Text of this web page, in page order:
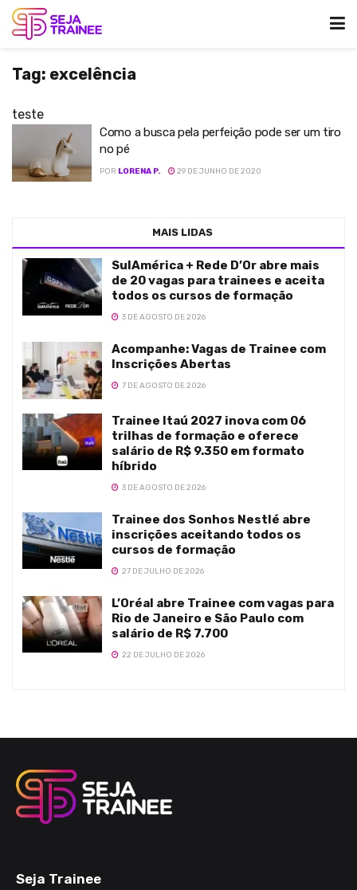
Tag: excelência
teste
Como a busca pela perfeição pode ser um tiro
no pé
POR LORENA P. 29 DE JUNHO DE 2020
MAIS LIDAS
SulAmérica + Rede D’Or abre mais
de 20 vagas para trainees e aceita
todos os cursos de formação
3 DE AGOSTO DE 2026
Acompanhe: Vagas de Trainee com
Inscrições Abertas
7 DE AGOSTO DE 2026
Trainee Itaú 2027 inova com 06
trilhas de formação e oferece
salário de R$ 9.350 em formato
híbrido
3 DE AGOSTO DE 2026
Trainee dos Sonhos Nestlé abre
inscrições aceitando todos os
cursos de formação
27 DE JULHO DE 2026
L’Oréal abre Trainee com vagas para
Rio de Janeiro e São Paulo com
salário de R$ 7.700
22 DE JULHO DE 2026
Seja Trainee